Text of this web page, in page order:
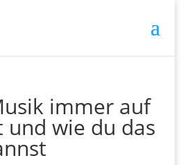
immer auf
wie du das